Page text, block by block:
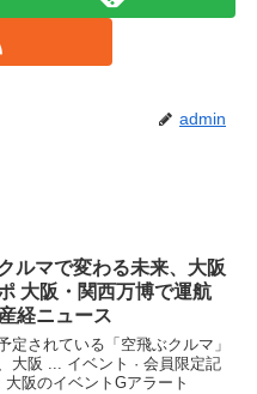
admin
ルマで変わる未来、 大阪
大阪 ・関西万博で運航
経ニュース
定されている「空飛ぶクルマ」
大阪 ... イベント · 会員限定記
阪のイベントGアラート